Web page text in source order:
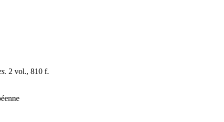
2 vol., 810 f.